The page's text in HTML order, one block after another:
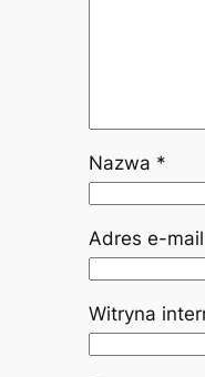
Nazwa *
Adres e-mail
Witryna